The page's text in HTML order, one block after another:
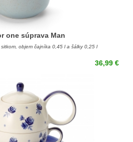
one súprava Man
objem čajníka 0,45 l a šálky 0,25 l
36,99 €